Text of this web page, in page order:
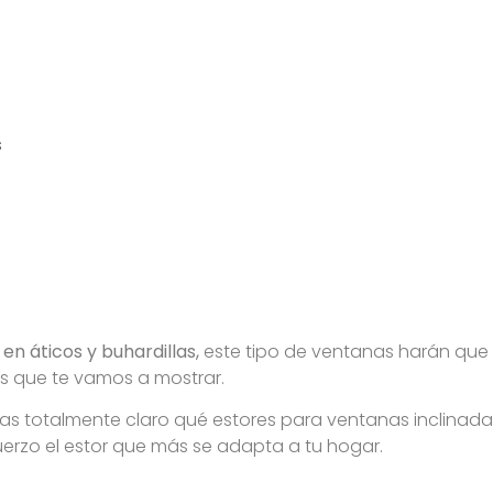
áticos y buhardillas, este tipo de ventanas harán
que te vamos a mostrar.
totalmente claro qué estores para ventanas
el estor que más se adapta a tu hogar.